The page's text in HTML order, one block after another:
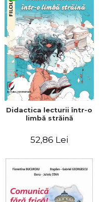
Didactica lecturii într-o
limbă străină
52,86 Lei